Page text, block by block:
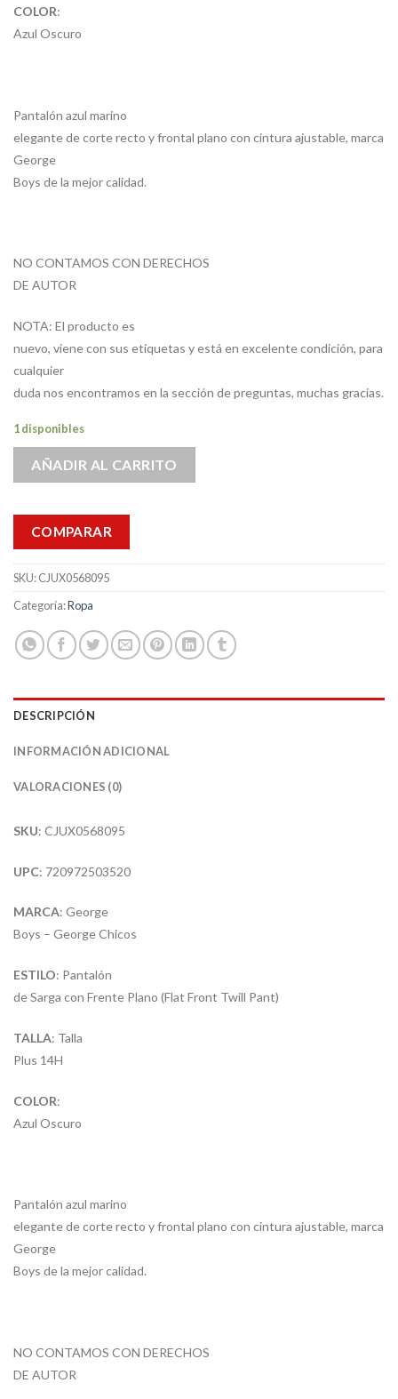
COLOR:
Azul Oscuro
Pantalón azul marino
elegante de corte recto y frontal plano con cintura ajustable, marca
George
Boys de la mejor calidad.
NO CONTAMOS CON DERECHOS
DE AUTOR
NOTA: El producto es
nuevo, viene con sus etiquetas y está en excelente condición, para
cualquier
duda nos encontramos en la sección de preguntas, muchas gracias.
1 disponibles
AÑADIR AL CARRITO
COMPARAR
SKU:CJUX0568095
Categoría:Ropa
DESCRIPCIÓN
INFORMACIÓN ADICIONAL
VALORACIONES (0)
SKU: CJUX0568095
UPC: 720972503520
MARCA: George
Boys – George Chicos
ESTILO: Pantalón
de Sarga con Frente Plano (Flat Front Twill Pant)
TALLA: Talla
Plus 14H
COLOR:
Azul Oscuro
Pantalón azul marino
elegante de corte recto y frontal plano con cintura ajustable, marca
George
Boys de la mejor calidad.
NO CONTAMOS CON DERECHOS
DE AUTOR